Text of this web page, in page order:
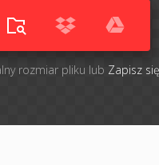
rozmiar pliku lub Zapisz się